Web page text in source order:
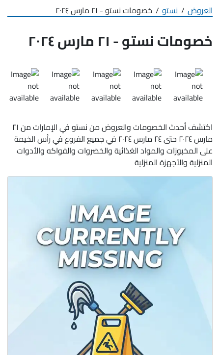
العروض نستو خصومات نستو - ٢١ مارس ٢٠٢٤
خصومات نستو - ٢١ مارس ٢٠٢٤
اكتشف أحدث الخصومات والعروض من نستو في الإمارات من ٢١
مارس ٢٠٢٤ حتى ٢٤ مارس ٢٠٢٤ في جميع الفروع في رأس الخيمة
على المخبوزات والمواد الغذائية والخضروات والفواكه والأدوات
المنزلية والأجهزة المنزلية